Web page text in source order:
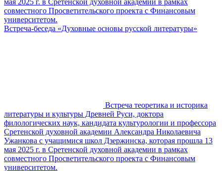
совместного Просветительского проекта с Финансовым
университетом.
Встреча-беседа «Духовные основы русской литературы»
Встреча теоретика и историка
литературы и культуры Древней Руси, доктора
филологических наук, кандидата культурологии и профессора
Сретенской духовной академии Александра Николаевича
Ужанкова с учащимися школ Дзержинска, которая прошла 13
мая 2025 г. в Сретенской духовной академии в рамках
совместного Просветительского проекта с Финансовым
университетом.